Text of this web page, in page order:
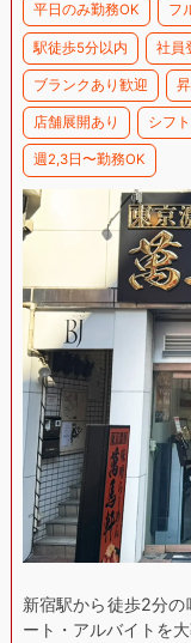
平日のみ勤務OK フ
駅徒歩5分以内 社員
ブランクあり歓迎
店舗展開あり シフ
週2,3日〜勤務OK
新宿駅から徒歩2分
ート・アルバイトを大